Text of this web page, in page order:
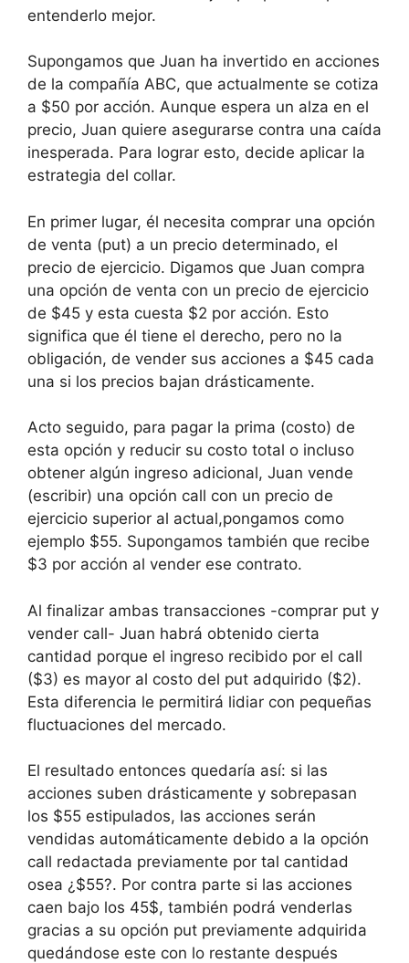
entenderlo mejor.
Supongamos que Juan ha invertido en acciones
de la compañía ABC, que actualmente se cotiza
a $50 por acción. Aunque espera un alza en el
precio, Juan quiere asegurarse contra una caída
inesperada. Para lograr esto, decide aplicar la
estrategia del collar.
En primer lugar, él necesita comprar una opción
de venta (put) a un precio determinado, el
precio de ejercicio. Digamos que Juan compra
una opción de venta con un precio de ejercicio
de $45 y esta cuesta $2 por acción. Esto
significa que él tiene el derecho, pero no la
obligación, de vender sus acciones a $45 cada
una si los precios bajan drásticamente.
Acto seguido, para pagar la prima (costo) de
esta opción y reducir su costo total o incluso
obtener algún ingreso adicional, Juan vende
(escribir) una opción call con un precio de
ejercicio superior al actual,pongamos como
ejemplo $55. Supongamos también que recibe
$3 por acción al vender ese contrato.
Al finalizar ambas transacciones -comprar put y
vender call- Juan habrá obtenido cierta
cantidad porque el ingreso recibido por el call
($3) es mayor al costo del put adquirido ($2).
Esta diferencia le permitirá lidiar con pequeñas
fluctuaciones del mercado.
El resultado entonces quedaría así: si las
acciones suben drásticamente y sobrepasan
los $55 estipulados, las acciones serán
vendidas automáticamente debido a la opción
call redactada previamente por tal cantidad
osea ¿$55?. Por contra parte si las acciones
caen bajo los 45$, también podrá venderlas
gracias a su opción put previamente adquirida
quedándose este con lo restante después